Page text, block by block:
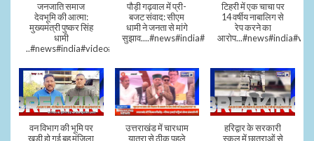
जनजाति समाज
देवभूमि की आत्मा:
मुख्यमंत्री पुष्कर सिंह
धामी
..#news#india#video#viral
पौड़ी गढ़वाल में प्री-
बजट संवाद: सीएम
धामी ने जनता से मांगे
सुझाव....#news#india#video#viral
टिहरी में एक चाचा पर
14 वर्षीय नाबालिग से
रेप करने का
वन विभाग की भूमि पर
खड़ी हो गई बहु मंजिला
उत्तराखंड में चारधाम
यात्रा से ठीक पहले
हरिद्वार के सरकारी
स्कूल में छात्राओं से